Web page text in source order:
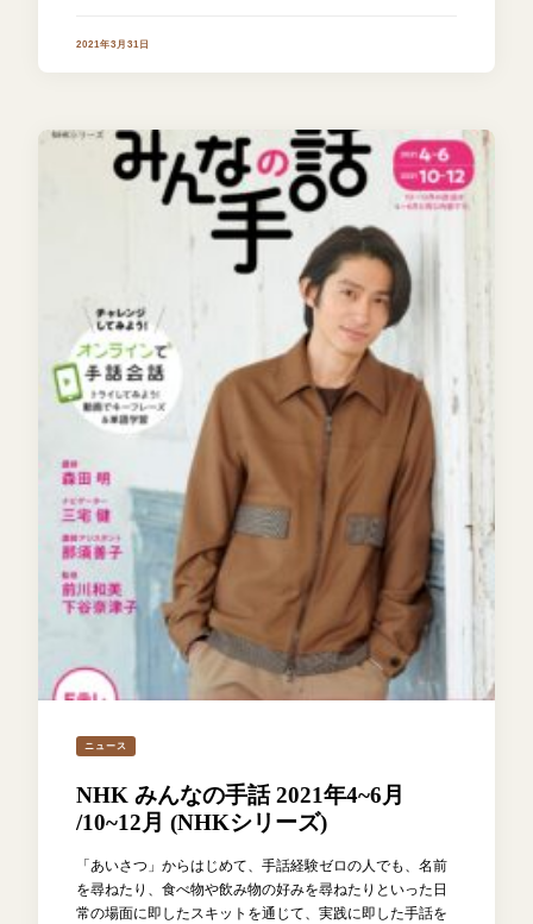
2021年3月31日
ニュース
NHK みんなの手話 2021年4~6月
/10~12月 (NHKシリーズ)
「あいさつ」からはじめて、手話経験ゼロの人でも、名前
を尋ねたり、食べ物や飲み物の好みを尋ねたりといった日
常の場面に即したスキットを通じて、実践に即した手話を